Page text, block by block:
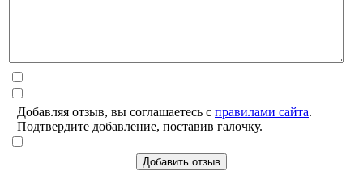
Добавляя отзыв, вы соглашаетесь с правилами сайта.
Подтвердите добавление, поставив галочку.
Добавить отзыв